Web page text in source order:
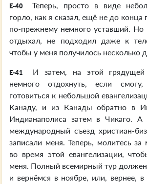
E-40
Теперь, просто в виде
горло, как я сказал, ещё не до конца
по-прежнему немного уставший. Но
отдыхал, не подходил даже к
чтобы у меня получилось несколько
E-41
И затем, на этой
немного отдохнуть, если
готовиться к небольшой
Канаду, и из Канады обратно в
Индианаполиса затем в Чикаго. А
международный съезд христиан-
записали меня. Теперь, молитесь
во время этой евангелизации,
меня. Полный всемирный тур должен
и вернёмся в ноябре, или, вернее,